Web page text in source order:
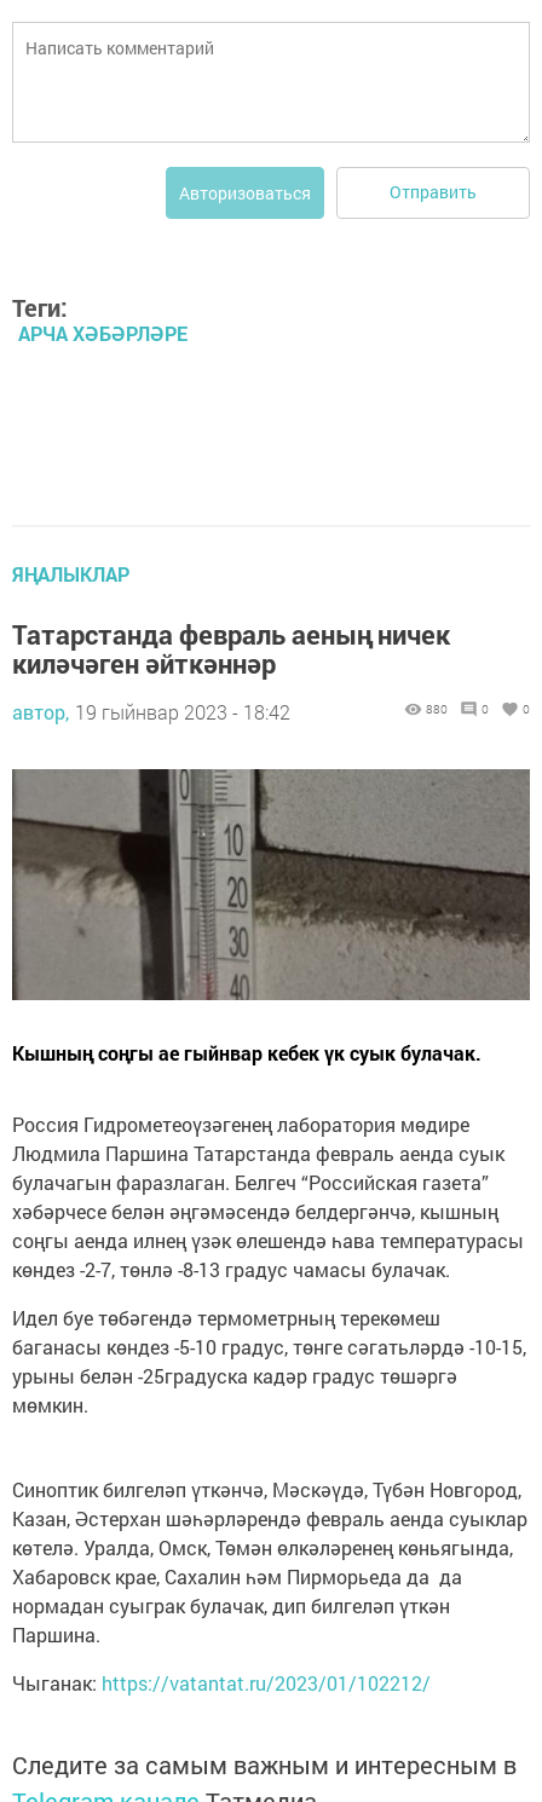
Авторизоваться Отправить
Теги:
АРЧА ХӘБӘРЛӘРЕ
ЯҢАЛЫКЛАР
Татарстанда февраль аеның ничек
киләчәген әйткәннәр
автор, 19 гыйнвар 2023 - 18:42 880 0 0
Кышның соңгы ае гыйнвар кебек үк суык булачак.
Россия Гидрометеоүзәгенең лаборатория мөдире
Людмила Паршина Татарстанда февраль аенда суык
булачагын фаразлаган. Белгеч “Российская газета”
хәбәрчесе белән әңгәмәсендә белдергәнчә, кышның
соңгы аенда илнең үзәк өлешендә һава температурасы
көндез -2-7, төнлә -8-13 градус чамасы булачак.
Идел буе төбәгендә термометрның терекөмеш
баганасы көндез -5-10 градус, төнге сәгатьләрдә -10-15,
урыны белән -25градуска кадәр градус төшәргә
мөмкин.
Синоптик билгеләп үткәнчә, Мәскәүдә, Түбән Новгород,
Казан, Әстерхан шәһәрләрендә февраль аенда суыклар
көтелә. Уралда, Омск, Төмән өлкәләренең көньягында,
Хабаровск крае, Сахалин һәм Пирморьеда да да
нормадан суыграк булачак, дип билгеләп үткән
Паршина.
Чыганак: https://vatantat.ru/2023/01/102212/
Следите за самым важным и интересным в